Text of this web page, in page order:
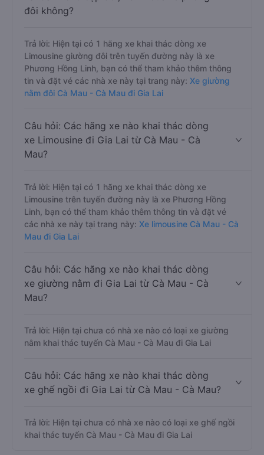
đôi không?
Trả lời: Hiện tại có 1 hãng xe khai thác dòng xe
Limousine giường đôi trên tuyến đường này là xe
Phương Hồng Linh, bạn có thể tham khảo thêm thông
tin và đặt vé các nhà xe này tại trang này: Xe giường
nằm đôi Cà Mau - Cà Mau đi Gia Lai
Câu hỏi: Các hãng xe nào khai thác dòng
xe Limousine đi Gia Lai từ Cà Mau - Cà
Mau?
Trả lời: Hiện tại có 1 hãng xe khai thác dòng xe
Limousine trên tuyến đường này là xe Phương Hồng
Linh, bạn có thể tham khảo thêm thông tin và đặt vé
các nhà xe này tại trang này: Xe limousine Cà Mau - Cà
Mau đi Gia Lai
Câu hỏi: Các hãng xe nào khai thác dòng
xe giường nằm đi Gia Lai từ Cà Mau - Cà
Mau?
Trả lời: Hiện tại chưa có nhà xe nào có loại xe giường
nằm khai thác tuyến Cà Mau - Cà Mau đi Gia Lai
Câu hỏi: Các hãng xe nào khai thác dòng
xe ghế ngồi đi Gia Lai từ Cà Mau - Cà Mau?
Trả lời: Hiện tại chưa có nhà xe nào có loại xe ghế ngồi
khai thác tuyến Cà Mau - Cà Mau đi Gia Lai